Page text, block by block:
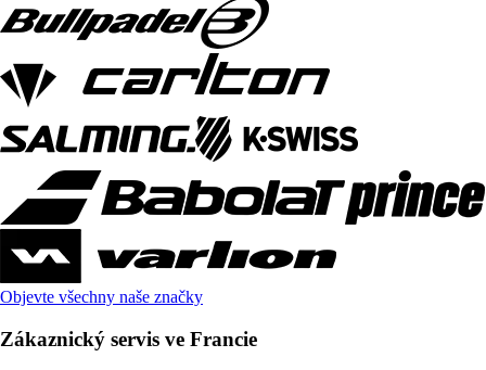
Objevte všechny naše značky
Zákaznický servis ve Francie